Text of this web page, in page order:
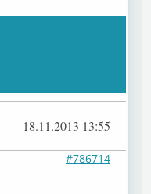
18.11.2013 13:55
#786714